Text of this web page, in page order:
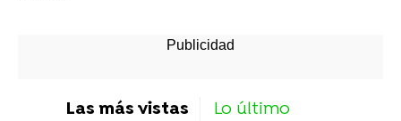
Las más vistas Lo último